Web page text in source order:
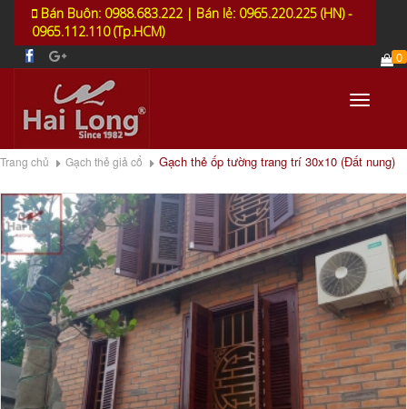
Bán Buôn: 0988.683.222 | Bán lẻ: 0965.220.225 (HN) -
0965.112.110 (Tp.HCM)
0
Toggle
Trang chủ Gạch thẻ giả cổ Gạch thẻ ốp tường trang trí 30x10 (Đất nung)